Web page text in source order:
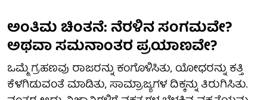
ಅಂತಿಮ ಚಿಂತನೆ: ನೆರಳಿನ ಸಂಗಮವೇ?
ಅಥವಾ ಸಮನಾಂತರ ಪ್ರಯಾಣವೇ?
ಒಮ್ಮೆ ಗ್ರಹಣವು ರಾಜರನ್ನು ಕಂಗೊಳಿಸಿತು, ಯೋಧರನ್ನು ಕತ್ತಿ
ಕೆಳಗಿಡುವಂತೆ ಮಾಡಿತು, ಸಾಮ್ರಾಜ್ಯಗಳ ದಿಕ್ಕನ್ನು ತಿರುಗಿಸಿತು.